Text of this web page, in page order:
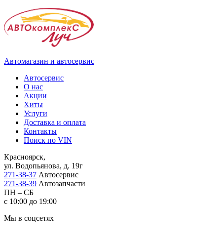
Автомагазин и автосервис
Автосервис
О нас
Акции
Хиты
Услуги
Доставка и оплата
Контакты
Поиск по VIN
Красноярск,
ул. Водопьянова, д. 19г
271-38-37 Автосервис
271-38-39 Автозапчасти
ПН – СБ
с 10:00 до 19:00
Мы в соцсетях